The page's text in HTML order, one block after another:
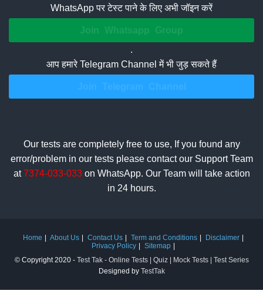
WhatsApp पर टेस्ट पाने के लिए अभी जॉइन करें
Join Whatsapp Group
.
आप हमारे Telegram Channel में भी जुड़ सकते हैं
Join Telegram Channel
Our tests are completely free to use, If you found any
error/problem in our tests please contact our Support Team
at7374-033-033on WhatsApp. Our Team will take action
in 24 hours.
Home About Us Contact Us Term and Conditions
Disclaimer
Privacy Policy
Sitemap
© Copyright 2020 - Test Tak - Online Tests | Quiz | Mock Tests | Test Series
Designed by TestTak